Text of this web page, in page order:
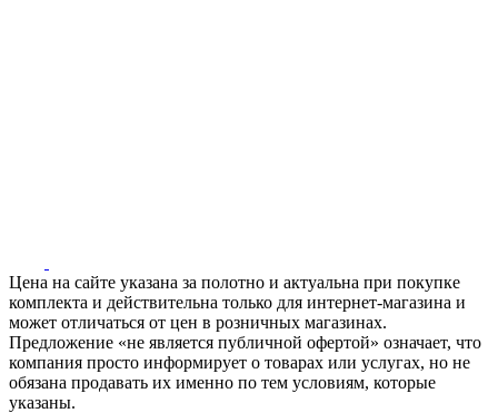
Цена на сайте указана за полотно и актуальна при покупке
комплекта и действительна только для интернет-магазина и
может отличаться от цен в розничных магазинах.
Предложение «не является публичной офертой» означает, что
компания просто информирует о товарах или услугах, но не
обязана продавать их именно по тем условиям, которые
указаны.